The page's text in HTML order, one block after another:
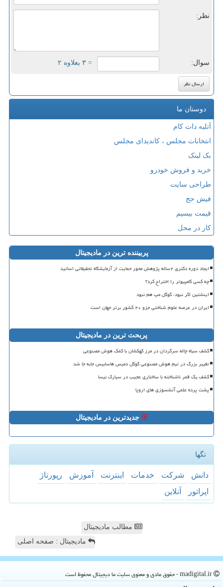
نظر:
سوال: = ۳ بعلاوه ۲
دوستان ما
آتلیه دات کام
انتخابات مجلس ، کاندیدای مجلس
بک لینک
خرید و فروش خودرو
طراحی سایت
فیش حج
قیمت بیسیم
کار در محل
پربیننده ترین در مادیجیتال
ایجاد دوره دکتری ۲ساله پژوهش محور حمایت از آزمایشگاه تحقیقاتی اساتید
چه کسی کامپیوتر را اختراع کرد؟
اینشتین اگر نبود، گوگل مپ هم نبود
ایران در عرصه علوم شناختی جزو ۲۰ کشور برتر جهان است
پربحث ترین در مادیجیتال
کشف سیاه چاله سرگردان در مرز کهکشان با کمک هوش مصنوعی
تغییر بزرگ در تیم هوش مصنوعی گوگل دمیس هاسابیس جابه جا شد
کشف یک قمر ناشناخته با ساختاری عجیب در سیارک نیسا
پشت پرده علمی آتشسوزی های اروپا
جدیدترین در مادیجیتال
تگها
دانش شركت خدمات اینترنت آموزش
رپورتاژ
اپراتور
آنلاین
مطالب مادیجیتال
مادیجیتال : صفحه اصلی